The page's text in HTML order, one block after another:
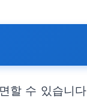
할 수 있습니